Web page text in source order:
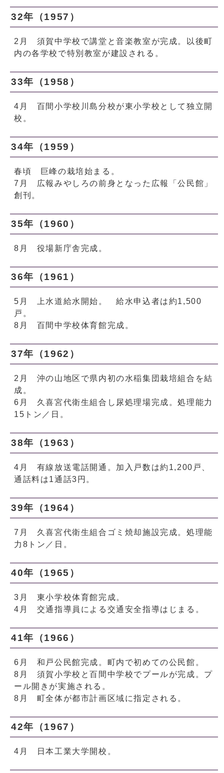
32年（1957）
2月 須賀中学校で講堂と音楽教室が完成。以後町
内の各学校で特別教室が建設される。
33年（1958）
4月 百間小学校川島分校が東小学校として独立開
校。
34年（1959）
春頃 巨峰の栽培始まる。
7月 広報みやしろの前身となった広報「公民館」
創刊。
35年（1960）
8月 役場新庁舎完成。
36年（1961）
5月 上水道給水開始。 給水申込者は約1,500
戸。
8月 百間中学校体育館完成。
37年（1962）
2月 沖の山地区で県内初の水稲集団栽培組合を結
成。
6月 久喜宮代衛生組合し尿処理場完成。処理能力
15トン／日。
38年（1963）
4月 有線放送電話開通。加入戸数は約1,200戸、
通話料は1通話3円。
39年（1964）
7月 久喜宮代衛生組合ゴミ焼却施設完成。処理能
力8トン／日。
40年（1965）
3月 東小学校体育館完成。
4月 交通指導員による交通安全指導はじまる。
41年（1966）
6月 和戸公民館完成。町内で初めての公民館。
8月 須賀小学校と百間中学校でプールが完成。プ
ール開きが実施される。
8月 町全体が都市計画区域に指定される。
42年（1967）
4月 日本工業大学開校。